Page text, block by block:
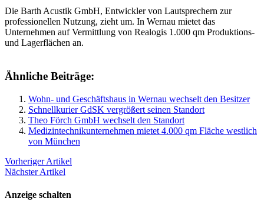
Die Barth Acustik GmbH, Entwickler von Lautsprechern zur
professionellen Nutzung, zieht um. In Wernau mietet das
Unternehmen auf Vermittlung von Realogis 1.000 qm Produktions-
und Lagerflächen an.
Ähnliche Beiträge:
Wohn- und Geschäftshaus in Wernau wechselt den Besitzer
Schnellkurier GdSK vergrößert seinen Standort
Theo Förch GmbH wechselt den Standort
Medizintechnikunternehmen mietet 4.000 qm Fläche westlich
von München
Vorheriger Artikel
Nächster Artikel
Anzeige schalten